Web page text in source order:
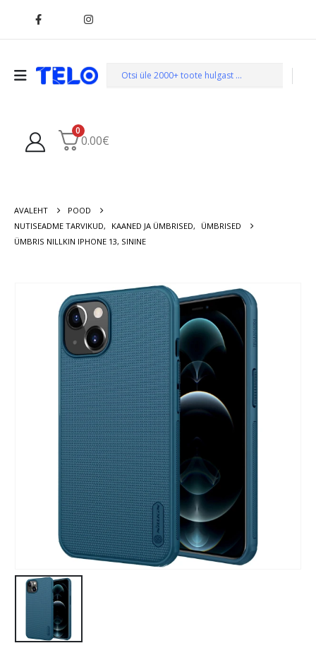
0
0.00€
AVALEHT
POOD
NUTISEADME TARVIKUD, KAANED JA ÜMBRISED,
ÜMBRISED
ÜMBRIS NILLKIN IPHONE 13, SININE